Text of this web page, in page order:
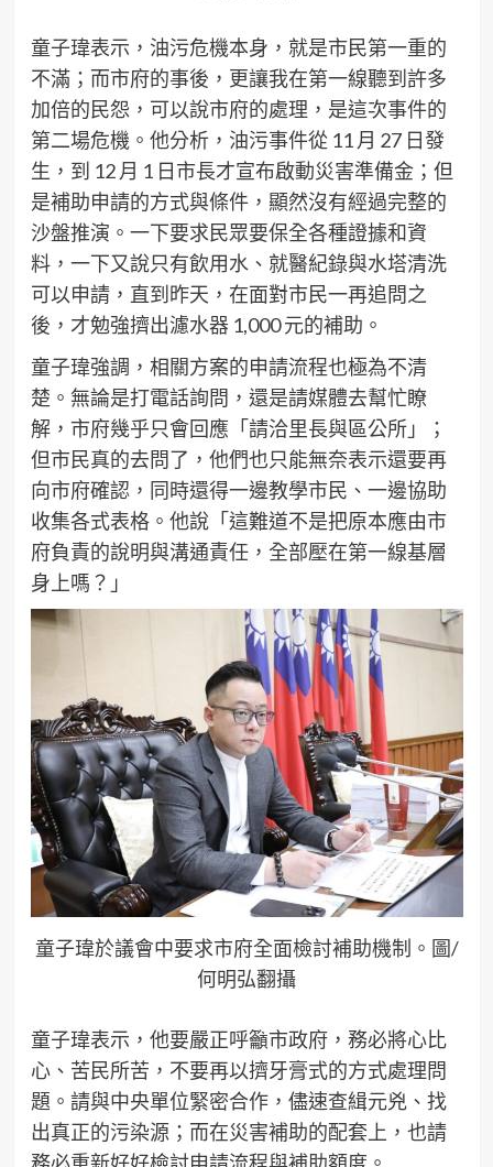
童子瑋表示，油污危機本身，就是市民第一重的
不滿；而市府的事後，更讓我在第一線聽到許多
加倍的民怨，可以說市府的處理，是這次事件的
第二場危機。他分析，油污事件從 11 月 27 日發
生，到 12 月 1 日市長才宣布啟動災害準備金；但
是補助申請的方式與條件，顯然沒有經過完整的
沙盤推演。一下要求民眾要保全各種證據和資
料，一下又說只有飲用水、就醫紀錄與水塔清洗
可以申請，直到昨天，在面對市民一再追問之
後，才勉強擠出濾水器 1,000 元的補助。
童子瑋強調，相關方案的申請流程也極為不清
楚。無論是打電話詢問，還是請媒體去幫忙瞭
解，市府幾乎只會回應「請洽里長與區公所」；
但市民真的去問了，他們也只能無奈表示還要再
向市府確認，同時還得一邊教學市民、一邊協助
收集各式表格。他說「這難道不是把原本應由市
府負責的說明與溝通責任，全部壓在第一線基層
身上嗎？」
童子瑋於議會中要求市府全面檢討補助機制。圖/
何明弘翻攝
童子瑋表示，他要嚴正呼籲市政府，務必將心比
心、苦民所苦，不要再以擠牙膏式的方式處理問
題。請與中央單位緊密合作，儘速查緝元兇、找
出真正的污染源；而在災害補助的配套上，也請